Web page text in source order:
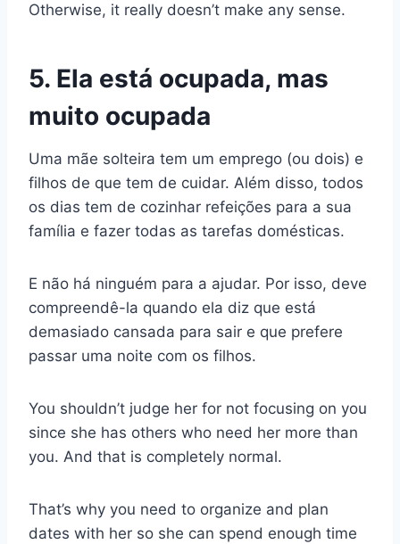
Otherwise, it really doesn’t make any sense.
5. Ela está ocupada, mas
muito ocupada
Uma mãe solteira tem um emprego (ou dois) e
filhos de que tem de cuidar. Além disso, todos
os dias tem de cozinhar refeições para a sua
família e fazer todas as tarefas domésticas.
E não há ninguém para a ajudar. Por isso, deve
compreendê-la quando ela diz que está
demasiado cansada para sair e que prefere
passar uma noite com os filhos.
You shouldn’t judge her for not focusing on you
since she has others who need her more than
you. And that is completely normal.
That’s why you need to organize and plan
dates with her so she can spend enough time